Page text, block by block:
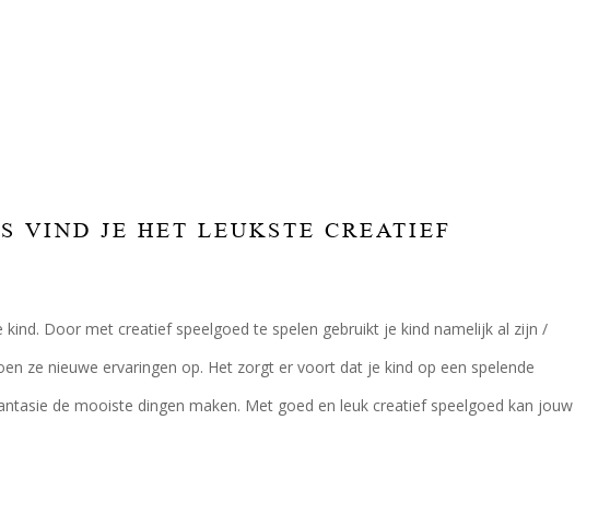
VIND JE HET LEUKSTE CREATIEF
Door met creatief speelgoed te spelen gebruikt je kind namelijk al zijn /
ze nieuwe ervaringen op. Het zorgt er voort dat je kind op een spelende
de mooiste dingen maken. Met goed en leuk creatief speelgoed kan jouw